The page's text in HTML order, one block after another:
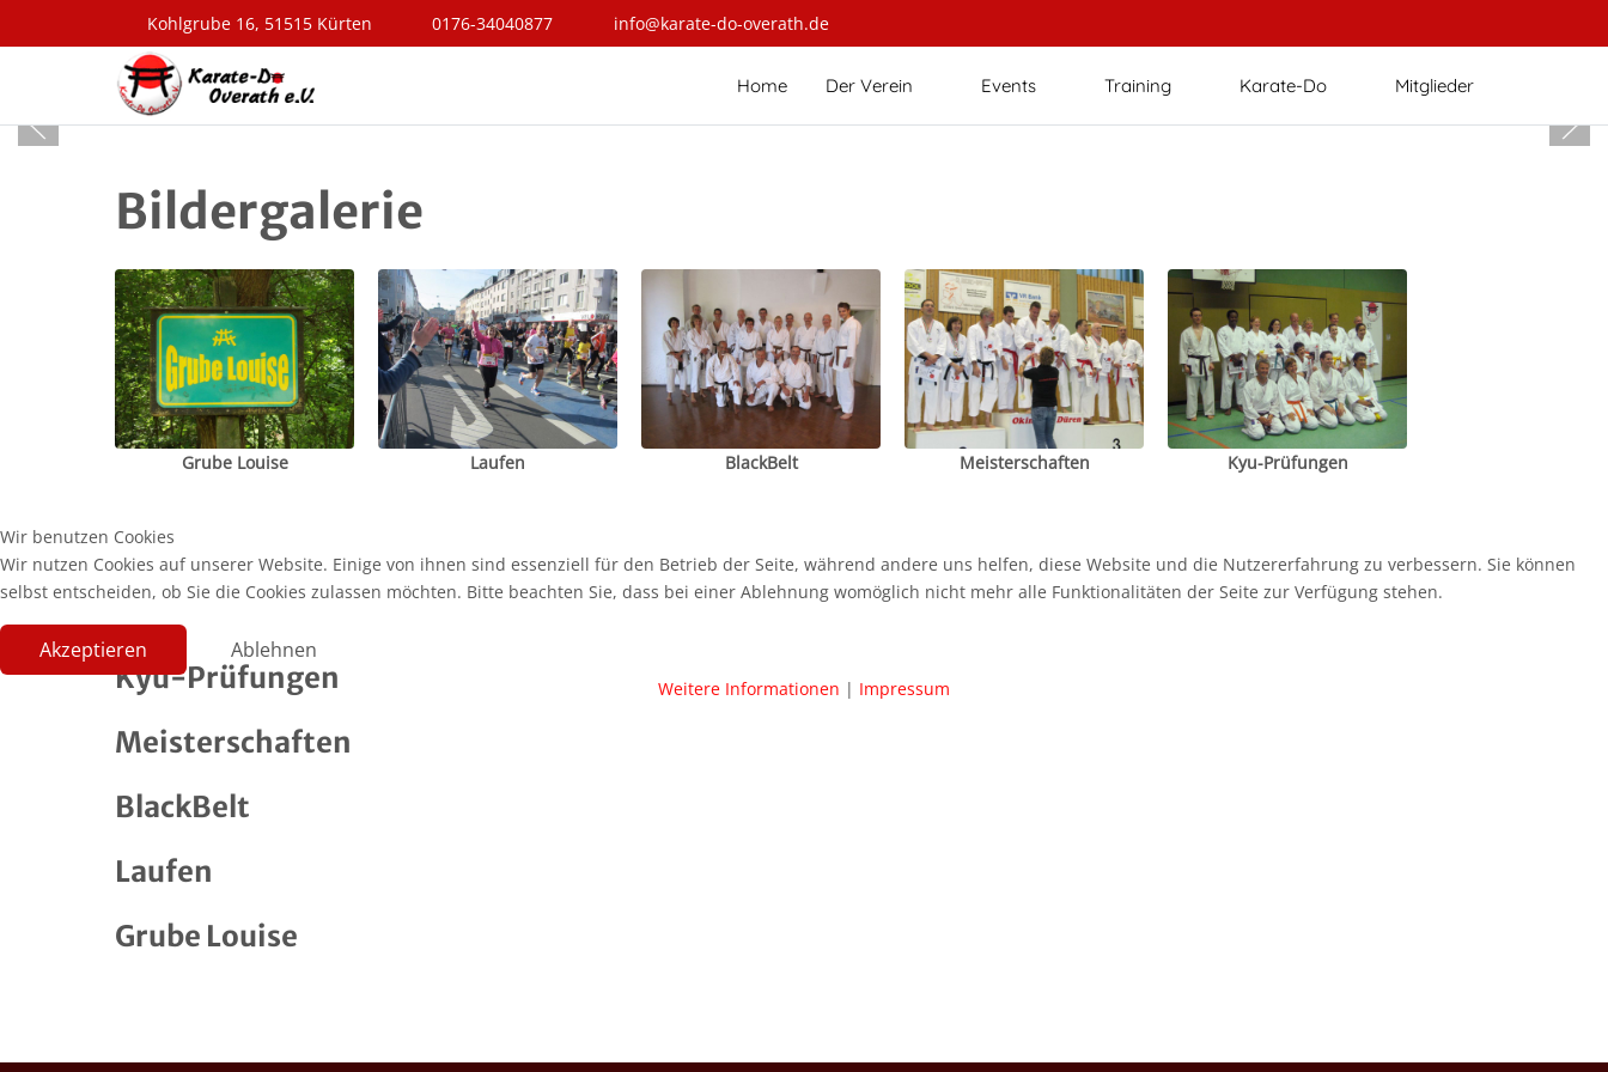
Kohlgrube 16, 51515 Kürten 0176-34040877 info@karate-do-overath.de
Home Der Verein Events Training Karate-Do Mitglieder
Bildergalerie
Grube Louise Laufen BlackBelt Meisterschaften Kyu-Prüfungen
Kyu-Prüfungen
Meisterschaften
BlackBelt
Laufen
Grube Louise
Wir benutzen Cookies
Wir nutzen Cookies auf unserer Website. Einige von ihnen sind essenziell für den Betrieb der Seite, während andere uns helfen, diese Website und die Nutzererfahrung zu verbessern. Sie können
selbst entscheiden, ob Sie die Cookies zulassen möchten. Bitte beachten Sie, dass bei einer Ablehnung womöglich nicht mehr alle Funktionalitäten der Seite zur Verfügung stehen.
Akzeptieren Ablehnen
Weitere Informationen | Impressum